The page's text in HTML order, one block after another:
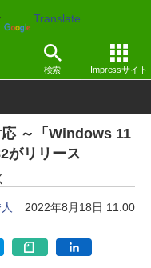
Translate
検索 Impressサイト
Windows
応 ～「Windows 11
がリリース
2022年8月18日 11:00